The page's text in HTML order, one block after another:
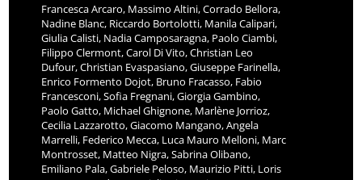
Francesca Arcaro, Massimo Altini, Corrado Bellora,
Nadine Blanc, Riccardo Bortolotti, Manila Calipari,
Giulia Calisti, Nadia Camposaragna, Paolo Ciambi,
Filippo Clermont, Carol Di Vito, Christian Leo
Dufour, Christian Evaspasiano, Giuseppe Farinella,
Enrico Formento Dojot, Bruno Fracasso, Fabio
Francesconi, Sofia Fregnani, Giorgia Gambino,
Paolo Gatto, Michael Ghignone, Marlène Jorrioz,
Cecilia Lazzarotto, Giacomo Mangano, Angela
Marrelli, Federico Mecca, Luca Mauro Melloni, Marc
Montrosset, Matteo Nigra, Sabrina Olibano,
Emiliano Pala, Gabriele Peloso, Maurizio Pitti, Loris